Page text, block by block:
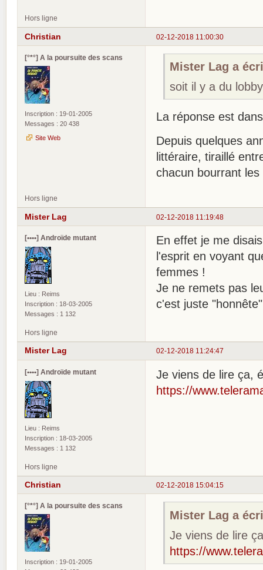
Hors ligne
02-12-2018 11:00:30
Christian
[°*°] A la poursuite des scans
Inscription : 19-01-2005
Messages : 20 438
Site Web
Mister Lag a
soit il y a du
La réponse est
Depuis quelques
littéraire, tiraillé
chacun bourrant
Hors ligne
02-12-2018 11:19:48
Mister Lag
[••••] Androïde mutant
Lieu : Reims
Inscription : 18-03-2005
Messages : 1 132
En effet je me
l'esprit en voyant
femmes !
Je ne remets pas
c'est juste
Hors ligne
02-12-2018 11:24:47
Mister Lag
[••••] Androïde mutant
Lieu : Reims
Inscription : 18-03-2005
Messages : 1 132
Je viens de lire ça,
https://
Hors ligne
02-12-2018 15:04:15
Christian
[°*°] A la poursuite des scans
Inscription : 19-01-2005
Mister Lag a
Je viens de lire
https://